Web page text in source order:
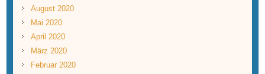
August 2020
Mai 2020
April 2020
März 2020
Februar 2020